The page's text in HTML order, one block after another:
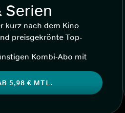
Serien
kurz nach dem Kino
preisgekrönte Top-
Kombi-Abo mit
5,98 € MTL.